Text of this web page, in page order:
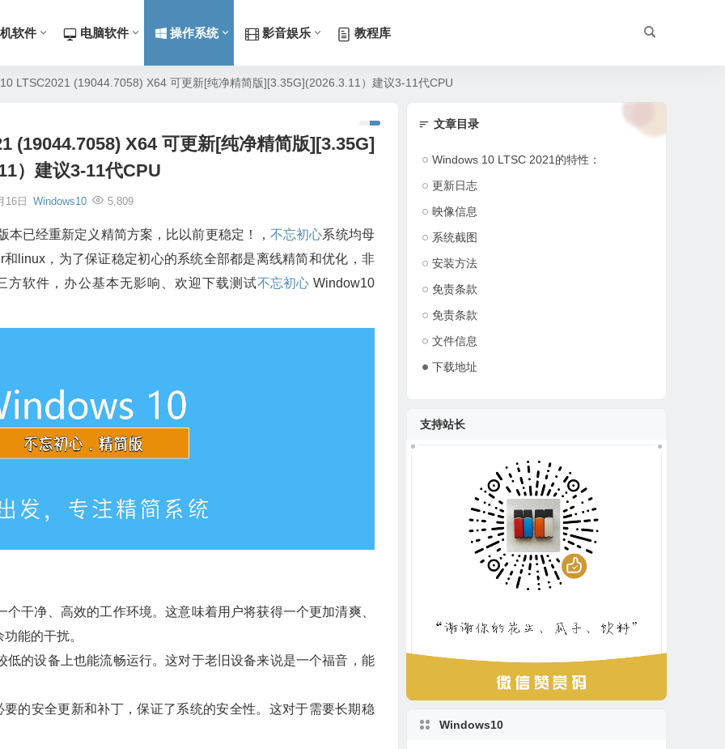
软件 电脑软件 操作系统 影音娱乐 教程库
LTSC2021 (19044.7058) X64 可更新[纯净精简版][3.35G](2026.3.11）建议3-11代CPU
(19044.7058) X64 可更新[纯净精简版][3.35G]
）建议3-11代CPU
16日 Windows10 5,809
本已经重新定义精简方案，比以前更稳定！，不忘初心系统均母
linux，为了保证稳定初心的系统全部都是离线精简和优化，非
方软件，办公基本无影响、欢迎下载测试不忘初心Window10
干净、高效的工作环境。这意味着用户将获得一个更加清爽、
能的干扰‌。
的设备上也能流畅运行。这对于老旧设备来说是一个福音，能
的安全更新和补丁，保证了系统的安全性。这对于需要长期稳
文章目录
Windows 10 LTSC 2021的特性：‌
更新日志
映像信息
系统截图
安装方法
免责条款
免责条款
文件信息
下载地址
支持站长
Windows10